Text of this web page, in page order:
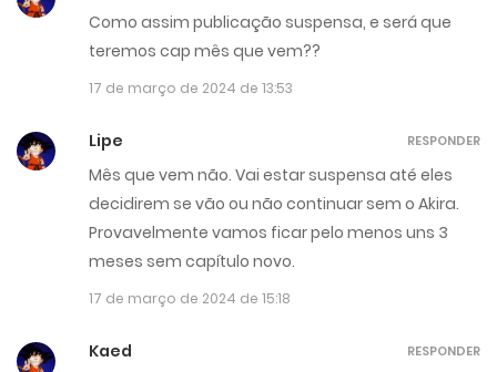
Como assim publicação suspensa, e será que
teremos cap mês que vem??
17 de março de 2024 de 13:53
Lipe
Mês que vem não. Vai estar suspensa até eles
decidirem se vão ou não continuar sem o Akira.
Provavelmente vamos ficar pelo menos uns 3
meses sem capítulo novo.
17 de março de 2024 de 15:18
RESPONDER
Kaed
RESPONDER